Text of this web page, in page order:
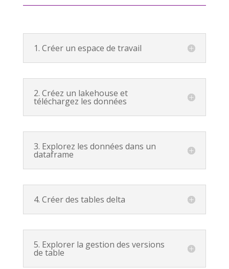
1. Créer un espace de travail
2. Créez un lakehouse et
téléchargez les données
3. Explorez les données dans un
dataframe
4. Créer des tables delta
5. Explorer la gestion des versions
de table